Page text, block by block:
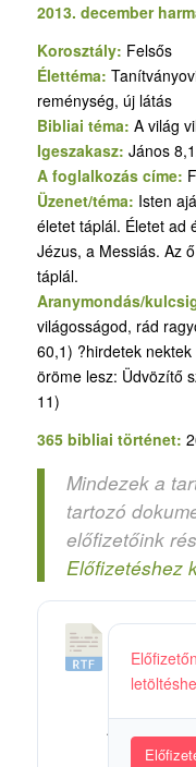
2013. december
Korosztály: Felsős
Élettéma:
reménység, új látás
Bibliai téma: A világ
Igeszakasz: János
A foglalkozás címe:
Üzenet/téma: Isten
életet táplál. Életet ad
Jézus, a Messiás. Az
táplál.
Aranymondás/
világosságod, rád
60,1) ?hirdetek
öröme lesz: Üdvözítő
11)
365 bibliai történet:
Mindezek a
tartozó
előfizetőink
Előfizetéshez
1
_